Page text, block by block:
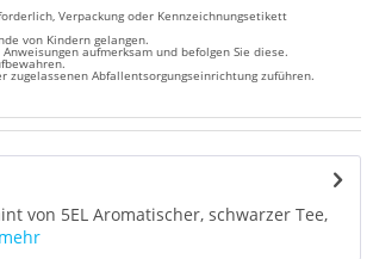
Verpackung oder Kennzeichnungsetikett
von Kindern gelangen.
aufmerksam und befolgen Sie diese.
zugelassenen Abfallentsorgungseinrichtung zuführen.
von 5EL Aromatischer, schwarzer Tee,
mehr